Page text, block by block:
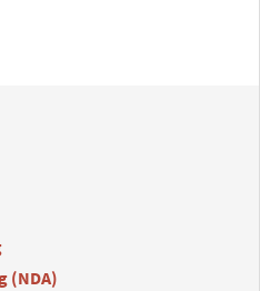
(NDA)